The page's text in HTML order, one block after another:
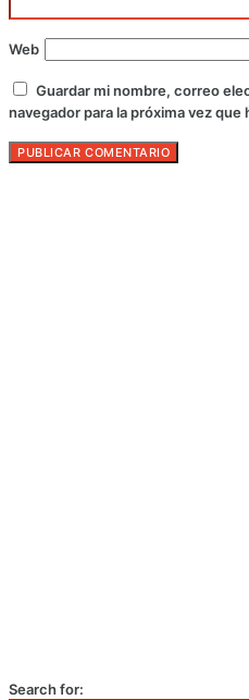
Web
Guardar mi nombre, correo
navegador para la próxima vez que
Search for: